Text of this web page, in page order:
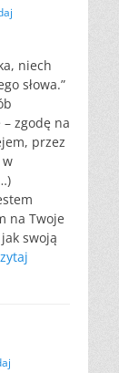
niech
słowa.”
zgodę na
przez
na Twoje
swoją